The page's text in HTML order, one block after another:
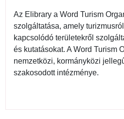
Az Elibrary a Word Turism
szolgáltatása, amely
kapcsolódó területekről
és kutatásokat. A Word Turism
nemzetközi, kormányközi
szakosodott intézménye.